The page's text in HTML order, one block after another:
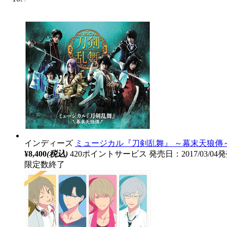
インディーズ ミュージカル『刀剣乱舞』 ～幕末天狼傳
¥8,400(税込) 420ポイントサービス 発売日：2017/03/04
限定数終了